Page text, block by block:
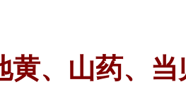
黄、山药、